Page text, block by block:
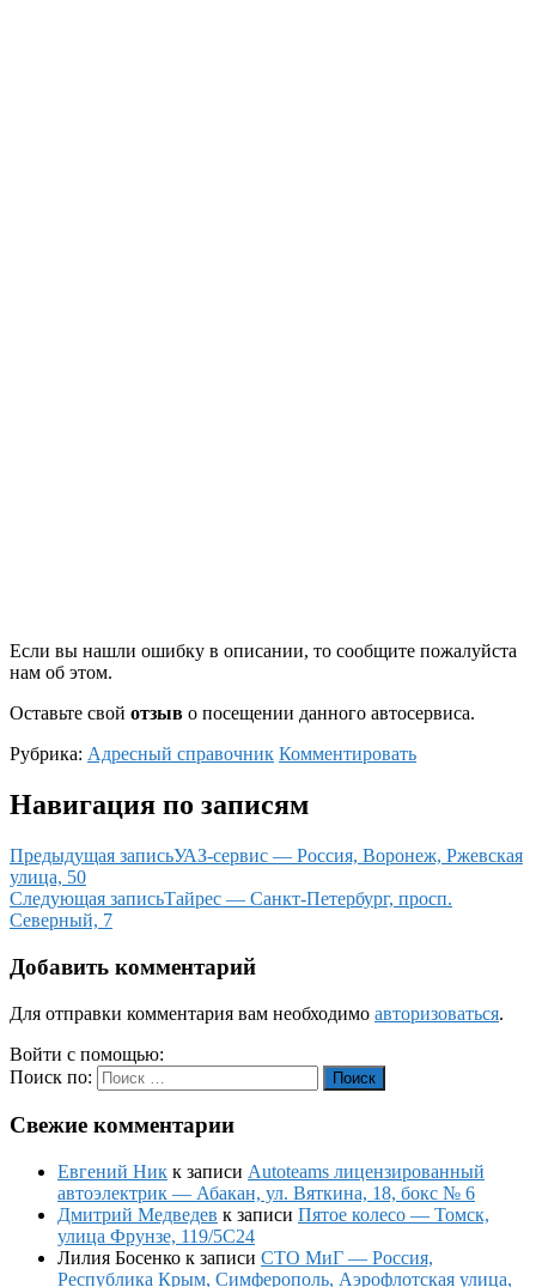
Если вы нашли ошибку в описании, то сообщите пожалуйста
нам об этом.
Оставьте свой отзыв о посещении данного автосервиса.
Рубрика: Адресный справочник Комментировать
Навигация по записям
Предыдущая записьУАЗ-сервис — Россия, Воронеж, Ржевская
улица, 50
Следующая записьТайрес — Санкт-Петербург, просп.
Северный, 7
Добавить комментарий
Для отправки комментария вам необходимо авторизоваться.
Войти с помощью:
Поиск по:
Поиск
Свежие комментарии
Евгений Ник к записи Autoteams лицензированный
автоэлектрик — Абакан, ул. Вяткина, 18, бокс № 6
Дмитрий Медведев к записи Пятое колесо — Томск,
улица Фрунзе, 119/5С24
Лилия Босенко к записи СТО МиГ — Россия,
Республика Крым, Симферополь, Аэрофлотская улица,